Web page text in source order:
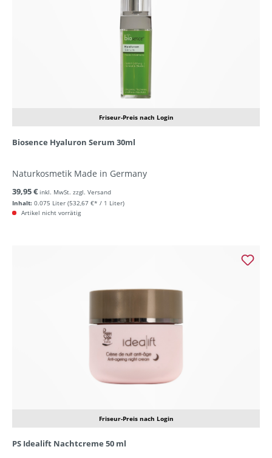
Friseur-Preis nach Login
Biosence Hyaluron Serum 30ml
Naturkosmetik Made in Germany
Inhalt: 0.075 Liter (532,67 €* / 1 Liter)
39,95 € inkl. MwSt. zzgl. Versand
Artikel nicht vorrätig
Friseur-Preis nach Login
PS Idealift Nachtcreme 50 ml